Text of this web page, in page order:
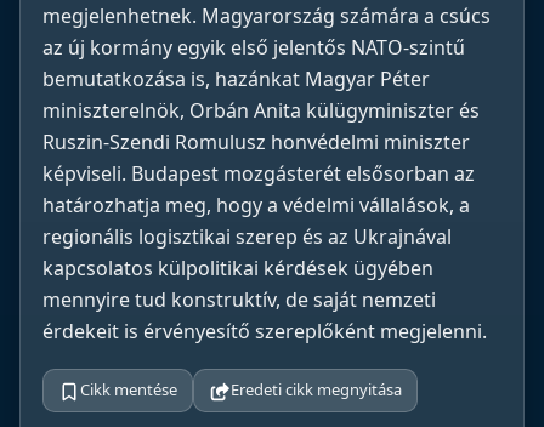
megjelenhetnek. Magyarország számára a csúcs
az új kormány egyik első jelentős NATO-szintű
bemutatkozása is, hazánkat Magyar Péter
miniszterelnök, Orbán Anita külügyminiszter és
Ruszin-Szendi Romulusz honvédelmi miniszter
képviseli. Budapest mozgásterét elsősorban az
határozhatja meg, hogy a védelmi vállalások, a
regionális logisztikai szerep és az Ukrajnával
kapcsolatos külpolitikai kérdések ügyében
mennyire tud konstruktív, de saját nemzeti
érdekeit is érvényesítő szereplőként megjelenni.
Cikk mentése Eredeti cikk megnyitása